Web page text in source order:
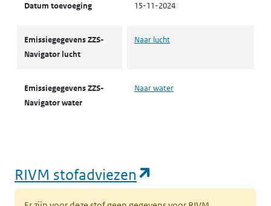
Datum toevoeging 15-11-2024
Emissiegegevens ZZS-
Navigator lucht
Naar lucht
Emissiegegevens ZZS-
Navigator water
Naar water
RIVM stofadviezen